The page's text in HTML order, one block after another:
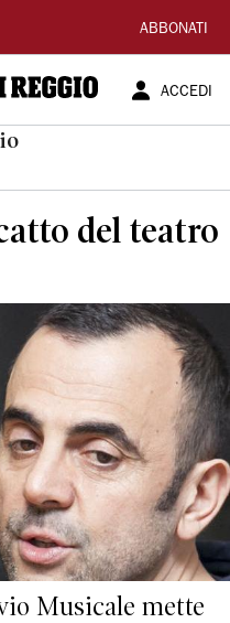
ABBONATI
ACCEDI
del teatro
Musicale mette